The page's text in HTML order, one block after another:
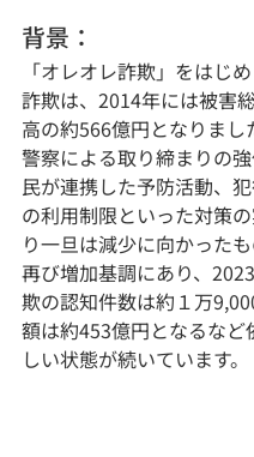
背景：
「オレオレ詐欺」をはじ
詐欺は、2014年には被害
⾼の約566億円となりまし
警察による取り締まりの強
⺠が連携した予防活動、
の利⽤制限といった対策
り⼀旦は減少に向かった
再び増加基調にあり、
欺の認知件数は約１万
額は約453億円となるなど
しい状態が続いています。